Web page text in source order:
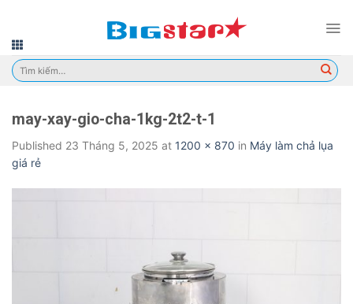
content
Tìm
kiếm:
may-xay-gio-cha-1kg-2t2-t-1
Published 23 Tháng 5, 2025 at 1200 × 870 in Máy làm chả lụa
giá rẻ